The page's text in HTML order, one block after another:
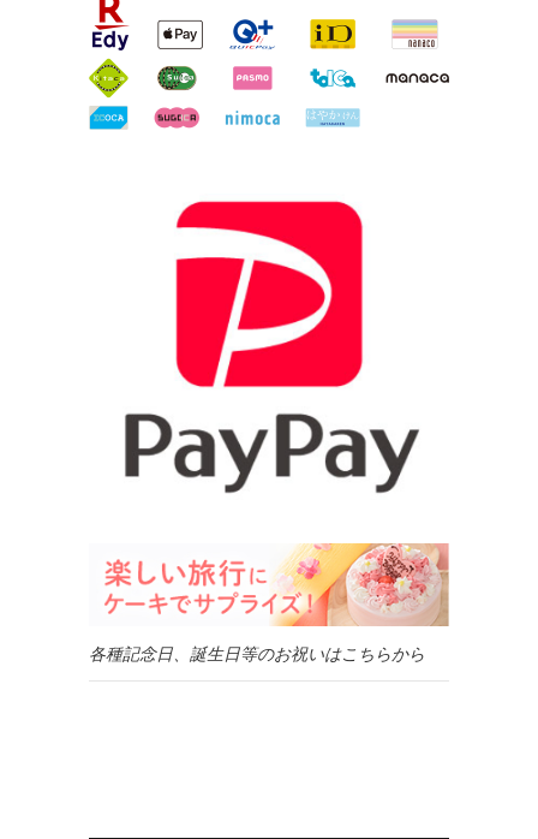
各種記念日、誕生日等のお祝いはこちらから